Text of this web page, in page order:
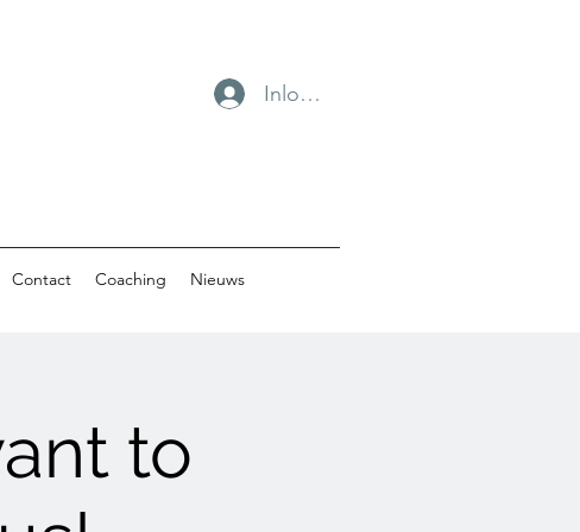
Inloggen
Contact Coaching Nieuws
to